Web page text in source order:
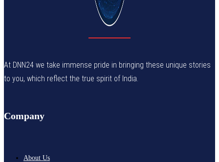
At DNN24 we take immense pride in bringing these unique stories
to you, which reflect the true spirit of India.
Company
About Us